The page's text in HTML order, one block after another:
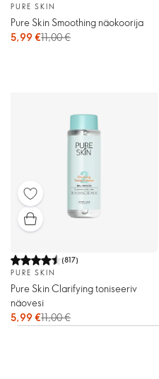
PURE SKIN
Pure Skin Smoothing näokoorija
5,99 €11,00 €
(817)
PURE SKIN
Pure Skin Clarifying toniseeriv
näovesi
5,99 €11,00 €